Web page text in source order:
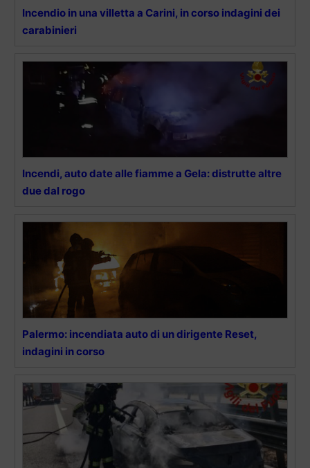
Incendio in una villetta a Carini, in corso indagini dei
carabinieri
Incendi, auto date alle fiamme a Gela: distrutte altre
due dal rogo
Palermo: incendiata auto di un dirigente Reset,
indagini in corso